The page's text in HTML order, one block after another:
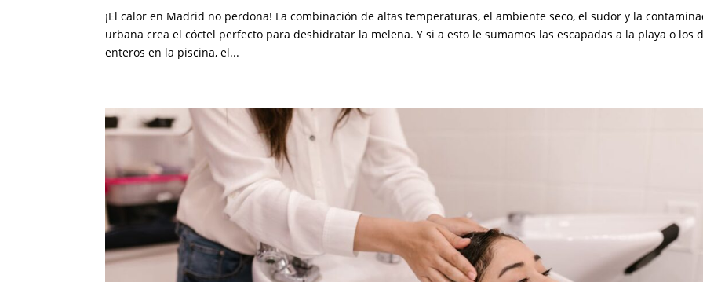
¡El calor en Madrid no perdona! La combinación de altas temperaturas, el ambiente seco, el sudor y la
urbana crea el cóctel perfecto para deshidratar la melena. Y si a esto le sumamos las escapadas a la playa o los
enteros en la piscina, el...